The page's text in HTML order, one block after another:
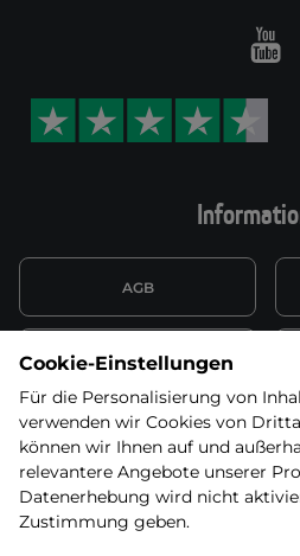
AGB
Datenschutzerklärung
Wiederufsbelehrung mit Link
zum Formular
Informationen zu Elektro-
und Elektonikgeräten
Cookie-Einstellungen
Für die Personalisierung von
verwenden wir Cookies von
können wir Ihnen auf und
relevantere Angebote unserer
Datenerhebung wird nicht
Zustimmung geben.